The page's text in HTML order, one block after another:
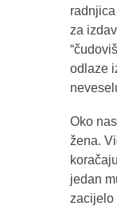
za
odlaze
Oko
žena.
jedan
zacijelo